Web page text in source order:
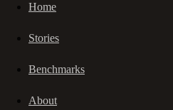
Home
Stories
Benchmarks
About